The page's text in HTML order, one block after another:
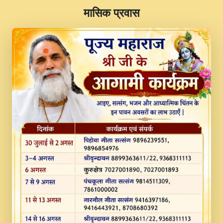
JINU SATGURU AAP BULAVE by Rasik
Pawan ji 20-11-19 Sankirtan At VEER JI
PRABHU KUTEER CHANNEL.mp3
Kina Sohna Tera Bhawan Sajaya Mata
Vaishno Devi Aarti Mata Rani Bhajan By
Lakhwinder Wadali Ji.mp3
MERE MANN VICH KANTH KALER
NEW PUNAJBI DEVOTIONAL SONG 2017
FULL VIDEO HD.mp3
Na To Roop Hai Bindu Ji Maharaj Pad - A
Divine Bhajan by Shri Indresh Ji
#BhaktiPath.mp3
Radha Rani Ki Kirpa Best Devotional
Song By Chitra Vichitra.mp3
​मासिक प्रवास